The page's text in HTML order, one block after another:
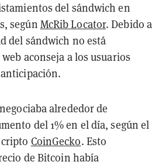
del sándwich en
según McRib Locator. Debido a
del sándwich no está
aconseja a los usuarios
alrededor de
del 1% en el día, según el
CoinGecko. Esto
de Bitcoin había